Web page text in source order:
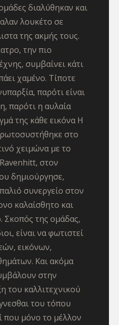
διαλύθηκαν και
λουκέτο σε
της ακμής τους.
την πιο
συμβαίνει κάτι
χαμένο. Τίποτε
παρότι είναι
παρότι η αυλαία
της κάθε εικόνα Η
στο
χειμώνα με το
στον
δημιούργησε,
συνεργείο στον
καλαίσθητο και
Σκοπός της ομάδας,
είναι να φωτιστεί
εικόνων,
Και ακόμα
στην
του καλλιτεχνικού
του τόπου
που μόνο το μέλλον